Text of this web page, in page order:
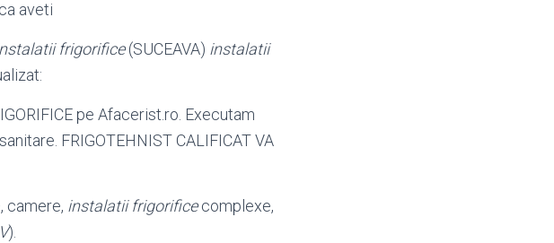
aveti
frigorifice(SUCEAVA) instalatii
pe Afacerist. ro. Executam
FRIGOTEHNIST CALIFICAT VA
camere, instalatii frigorificecomplexe,
).